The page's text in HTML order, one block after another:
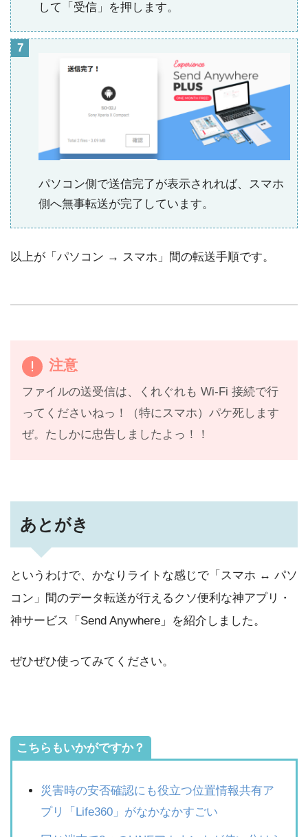
して「受信」を押します。
パソコン側で送信完了が表示されれば、スマホ
側へ無事転送が完了しています。
以上が「パソコン → スマホ」間の転送手順です。
注意
ファイルの送受信は、くれぐれも Wi-Fi 接続で行
ってくださいねっ！（特にスマホ）パケ死します
ぜ。たしかに忠告しましたよっ！！
あとがき
というわけで、かなりライトな感じで「スマホ ↔ パソ
コン」間のデータ転送が行えるクソ便利な神アプリ・
神サービス「Send Anywhere」を紹介しました。
ぜひぜひ使ってみてください。
こちらもいかがですか？
災害時の安否確認にも役立つ位置情報共有ア
プリ「Life360」がなかなかすごい